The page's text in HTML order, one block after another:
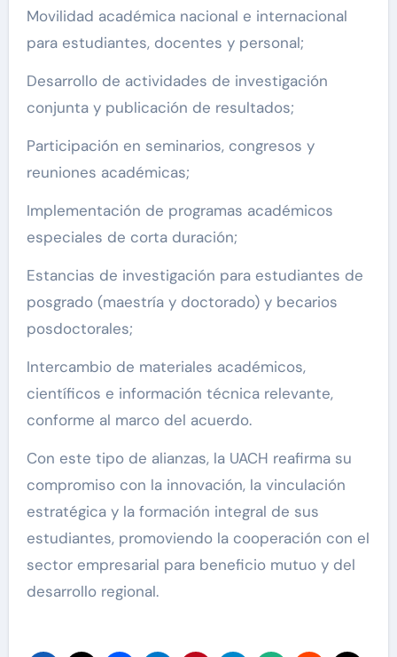
Movilidad académica nacional e internacional
para estudiantes, docentes y personal;
Desarrollo de actividades de investigación
conjunta y publicación de resultados;
Participación en seminarios, congresos y
reuniones académicas;
Implementación de programas académicos
especiales de corta duración;
Estancias de investigación para estudiantes de
posgrado (maestría y doctorado) y becarios
posdoctorales;
Intercambio de materiales académicos,
científicos e información técnica relevante,
conforme al marco del acuerdo.
Con este tipo de alianzas, la UACH reafirma su
compromiso con la innovación, la vinculación
estratégica y la formación integral de sus
estudiantes, promoviendo la cooperación con el
sector empresarial para beneficio mutuo y del
desarrollo regional.